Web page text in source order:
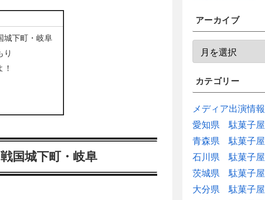
城下町・岐阜
り
国城下町・岐阜
アーカイブ
カテゴリー
メディア出演情報
愛知県 駄菓子屋
青森県 駄菓子屋
石川県 駄菓子屋
茨城県 駄菓子屋
大分県 駄菓子屋